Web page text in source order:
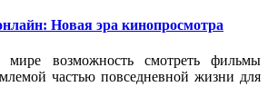
Новая эра кинопросмотра
возможность смотреть фильмы
частью повседневной жизни для